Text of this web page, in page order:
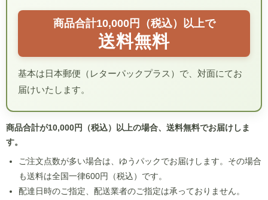
商品合計10,000円（税込）以上で
送料無料
基本は日本郵便（レターパックプラス）で、対面にてお
届けいたします。
商品合計が10,000円（税込）以上の場合、送料無料でお届けしま
す。
ご注文点数が多い場合は、ゆうパックでお届けします。その場合
も送料は全国一律600円（税込）です。
配達日時のご指定、配送業者のご指定は承っておりません。